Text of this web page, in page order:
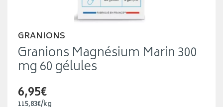
GRANIONS
Granions Magnésium Marin 300
mg 60 gélules
6,95€